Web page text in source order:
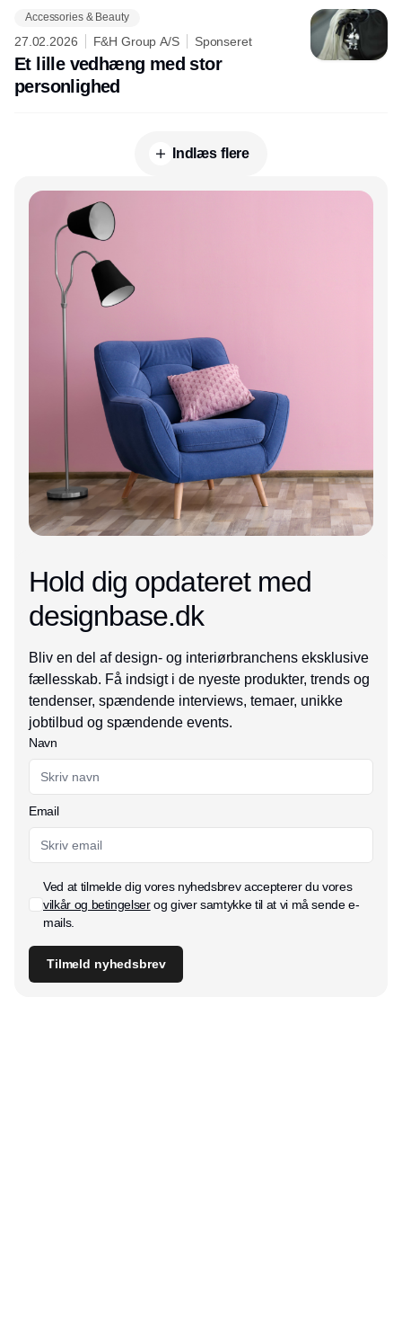
Accessories & Beauty
27.02.2026 F&H Group A/S Sponseret
Et lille vedhæng med stor
personlighed
Indlæs flere
Hold dig opdateret med
designbase.dk
Bliv en del af design- og interiørbranchens eksklusive
fællesskab. Få indsigt i de nyeste produkter, trends og
tendenser, spændende interviews, temaer, unikke
jobtilbud og spændende events.
Navn
Email
Ved at tilmelde dig vores nyhedsbrev accepterer du vores
vilkår og betingelserog giver samtykke til at vi må sende e-
mails.
Tilmeld nyhedsbrev